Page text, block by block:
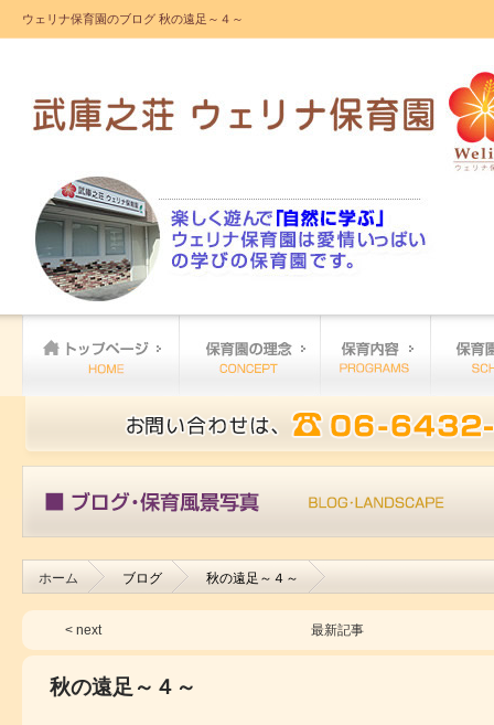
ウェリナ保育園のブログ 秋の遠足～４～
ホーム ブログ 秋の遠足～４～
< next 最新記事
秋の遠足～４～